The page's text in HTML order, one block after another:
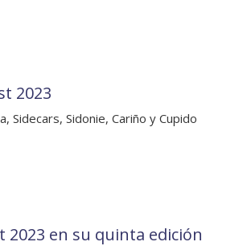
2023
Sidecars, Sidonie, Cariño y Cupido
2023 en su quinta edición